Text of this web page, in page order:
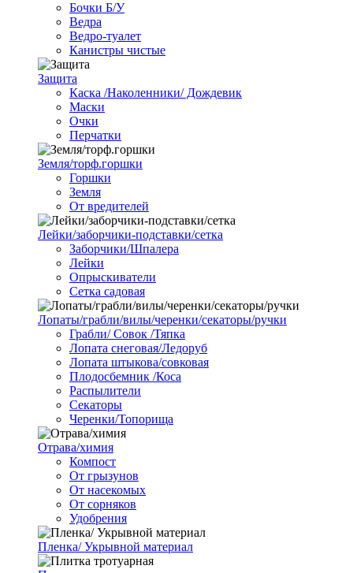
Бочки Б/У
Ведра
Ведро-туалет
Канистры чистые
Защита
Каска /Наколенники/ Дождевик
Маски
Очки
Перчатки
Земля/торф.горшки
Горшки
Земля
От вредителей
Лейки/заборчики-подставки/сетка
Заборчики/Шпалера
Лейки
Опрыскиватели
Сетка садовая
Лопаты/грабли/вилы/черенки/секаторы/ручки
Грабли/ Совок /Тяпка
Лопата снеговая/Ледоруб
Лопата штыкова/совковая
Плодосбемник /Коса
Распылители
Секаторы
Черенки/Топорища
Отрава/химия
Компост
От грызунов
От насекомых
От сорняков
Удобрения
Пленка/ Укрывной материал